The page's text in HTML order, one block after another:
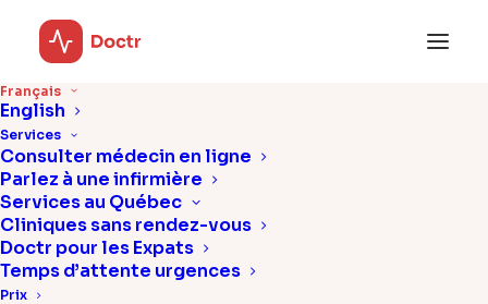
Français
English
Services
Consulter médecin en ligne
Parlez à une infirmière
Services au Québec
Cliniques sans rendez-vous
Doctr pour les Expats
Temps d’attente urgences
Prix
Contactez-nous
Clients existants